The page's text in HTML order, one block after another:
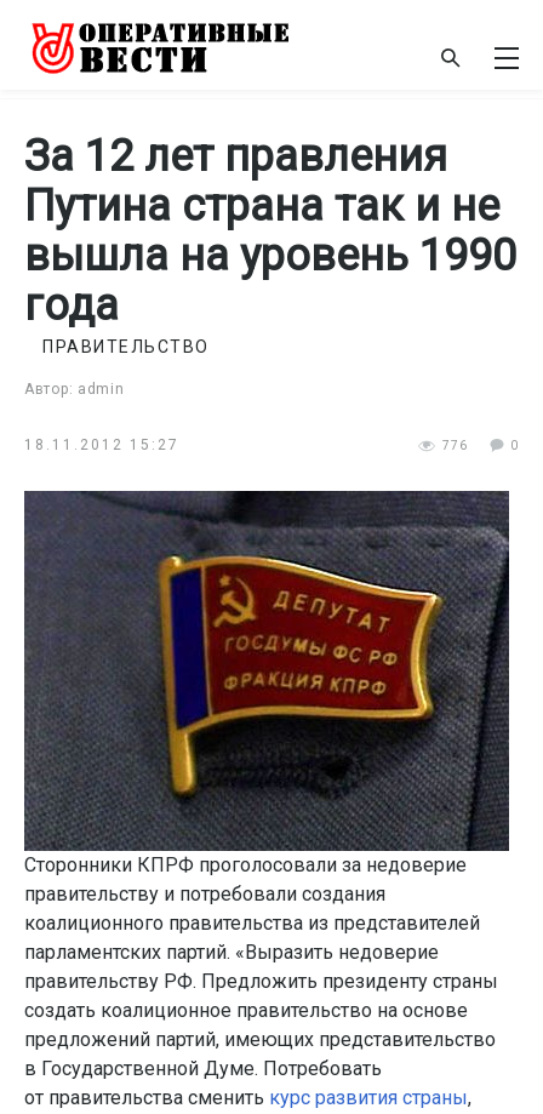
За 12 лет правления
Путина страна так и не
вышла на уровень 1990
года
Автор: admin
ПРАВИТЕЛЬСТВО
18.11.2012 15:27 776 0
Сторонники КПРФ проголосовали за недоверие
правительству и потребовали создания
коалиционного правительства из представителей
парламентских партий. «Выразить недоверие
правительству РФ. Предложить президенту страны
создать коалиционное правительство на основе
предложений партий, имеющих представительство
в Государственной Думе. Потребовать
от правительства сменить курс развития страны,